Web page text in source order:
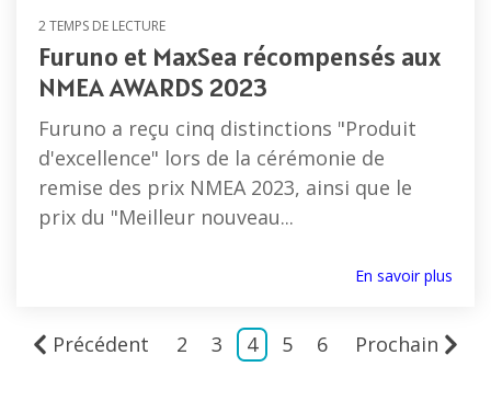
2 TEMPS DE LECTURE
Furuno et MaxSea récompensés aux
NMEA AWARDS 2023
Furuno a reçu cinq distinctions "Produit
d'excellence" lors de la cérémonie de
remise des prix NMEA 2023, ainsi que le
prix du "Meilleur nouveau...
En savoir plus
Précédent 2 3 4 5 6 Prochain